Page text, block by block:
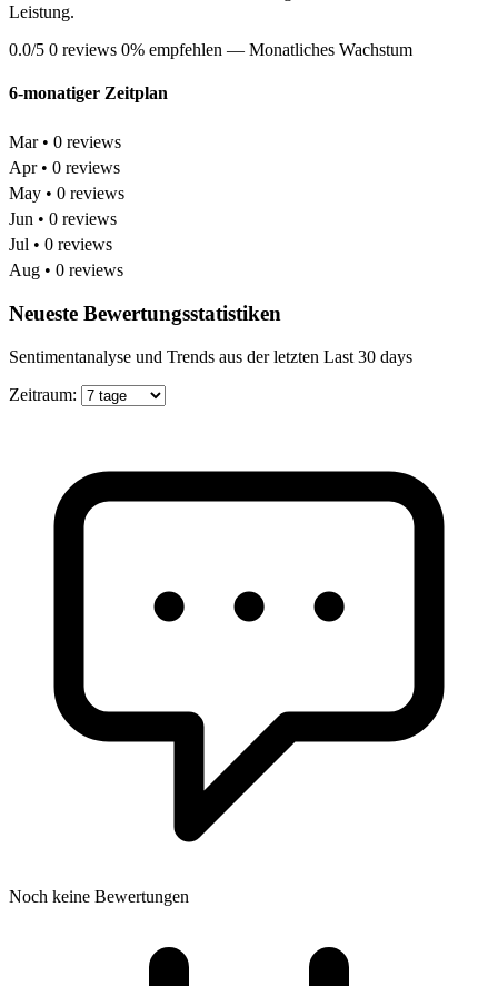
Leistung.
0.0/5 0 reviews 0% empfehlen — Monatliches Wachstum
6-monatiger Zeitplan
Mar • 0 reviews
Apr • 0 reviews
May • 0 reviews
Jun • 0 reviews
Jul • 0 reviews
Aug • 0 reviews
Neueste Bewertungsstatistiken
Sentimentanalyse und Trends aus der letzten Last 30 days
Zeitraum:
Noch keine Bewertungen